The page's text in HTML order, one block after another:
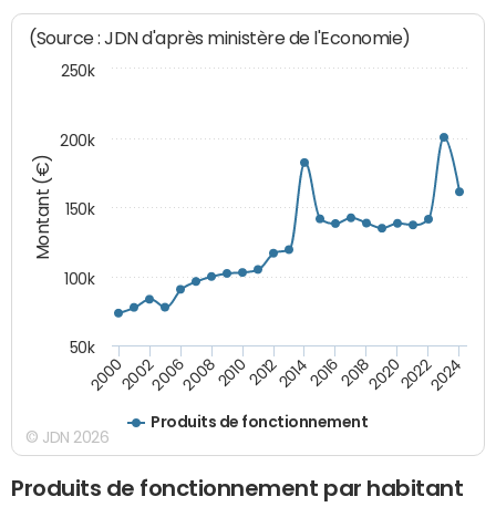
Montant (€)
(Source : JDN d'après ministère de l'Economie)
Produits de fonctionnement
200020022006200820102012201420162018202020222024
50k
100k
150k
200k
250k
© JDN 2026
Produits de fonctionnement par habitant